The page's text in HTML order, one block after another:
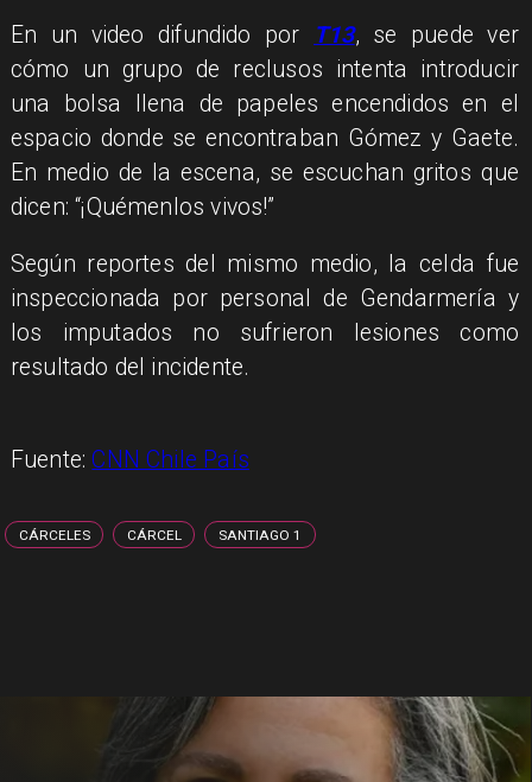
En un video difundido por T13, se puede ver
cómo un grupo de reclusos intenta introducir
una bolsa llena de papeles encendidos en el
espacio donde se encontraban Gómez y Gaete.
En medio de la escena, se escuchan gritos que
dicen: “¡Quémenlos vivos!”
Según reportes del mismo medio, la celda fue
inspeccionada por personal de Gendarmería y
los imputados no sufrieron lesiones como
resultado del incidente.
Fuente:CNN Chile País
CÁRCELES CÁRCEL SANTIAGO 1